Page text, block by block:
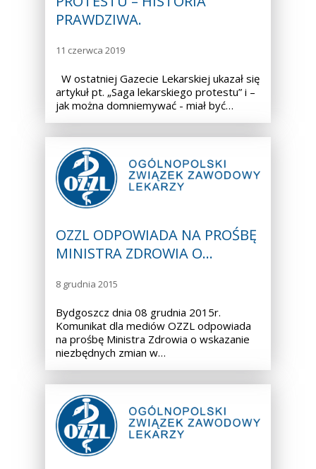
PRAWDZIWA.
11 czerwca 2019
W ostatniej Gazecie Lekarskiej ukazał się
artykuł pt. „Saga lekarskiego protestu” i –
jak można domniemywać - miał być…
OZZL ODPOWIADA NA PROŚBĘ
MINISTRA ZDROWIA O…
8 grudnia 2015
Bydgoszcz dnia 08 grudnia 2015r.
Komunikat dla mediów OZZL odpowiada
na prośbę Ministra Zdrowia o wskazanie
niezbędnych zmian w…